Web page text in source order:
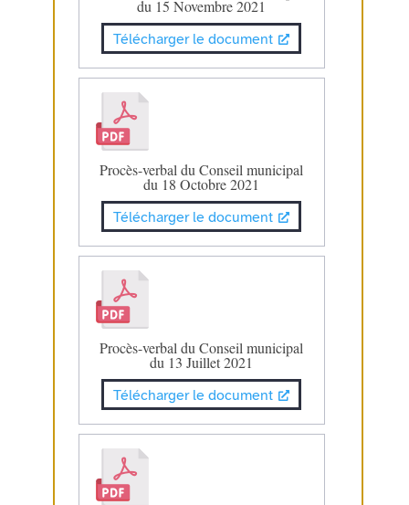
du 15 Novembre 2021
Télécharger le document
Procès-verbal du Conseil municipal
du 18 Octobre 2021
Télécharger le document
Procès-verbal du Conseil municipal
du 13 Juillet 2021
Télécharger le document